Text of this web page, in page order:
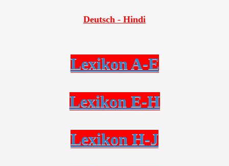
Deutsch - Hindi
Lexikon A-E
Lexikon E-H
Lexikon H-J